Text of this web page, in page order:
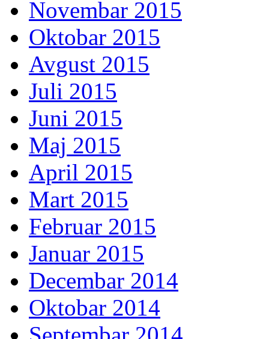
Novembar 2015
Oktobar 2015
Avgust 2015
Juli 2015
Juni 2015
Maj 2015
April 2015
Mart 2015
Februar 2015
Januar 2015
Decembar 2014
Oktobar 2014